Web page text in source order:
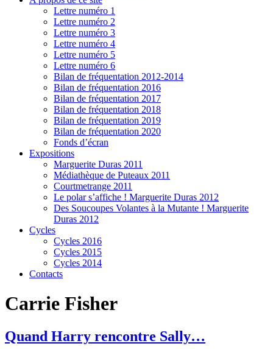
Lettre numéro 1
Lettre numéro 2
Lettre numéro 3
Lettre numéro 4
Lettre numéro 5
Lettre numéro 6
Bilan de fréquentation 2012-2014
Bilan de fréquentation 2016
Bilan de fréquentation 2017
Bilan de fréquentation 2018
Bilan de fréquentation 2019
Bilan de fréquentation 2020
Fonds d’écran
Expositions
Marguerite Duras 2011
Médiathèque de Puteaux 2011
Courtmetrange 2011
Le polar s’affiche ! Marguerite Duras 2012
Des Soucoupes Volantes à la Mutante ! Marguerite
Duras 2012
Cycles
Cycles 2016
Cycles 2015
Cycles 2014
Contacts
Carrie Fisher
Quand Harry rencontre Sally…